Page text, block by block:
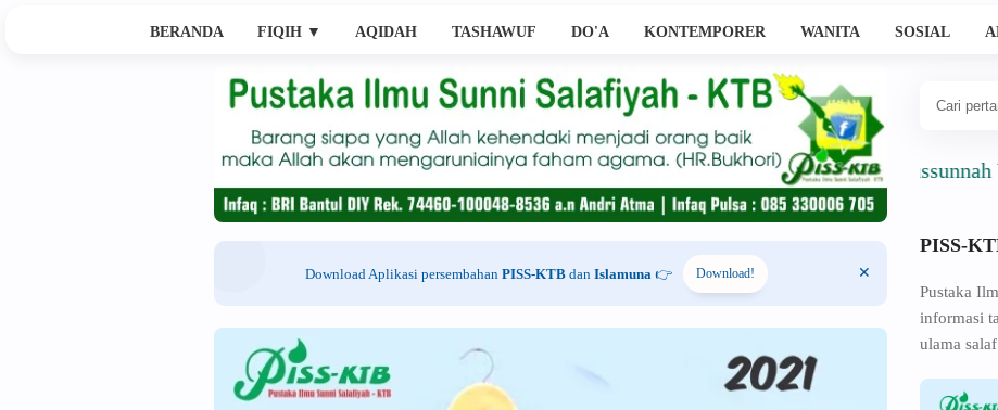
BERANDA FIQIH ▼ AQIDAH TASHAWUF DO'A KONTEMPORER WANITA SOSIAL
Download Aplikasi persembahan PISS-KTBdan Islamuna 👉 Download!
Ahlussunnah Wal
PISS-
Pustaka
informasi
ulama